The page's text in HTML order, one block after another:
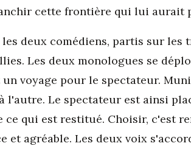
cette frontière qui lui aurait
les deux comédiens, partis sur
Les deux monologues se
un voyage pour le spectateur.
l'autre. Le spectateur est ainsi
ce qui est restitué. Choisir, c'est
et agréable. Les deux voix